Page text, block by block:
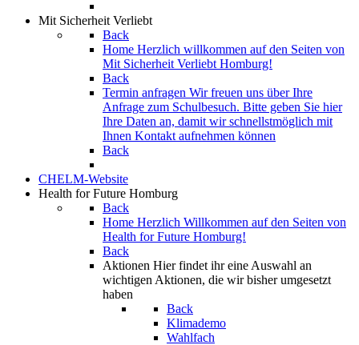
Mit Sicherheit Verliebt
Back
Home Herzlich willkommen auf den Seiten von
Mit Sicherheit Verliebt Homburg!
Back
Termin anfragen Wir freuen uns über Ihre
Anfrage zum Schulbesuch. Bitte geben Sie hier
Ihre Daten an, damit wir schnellstmöglich mit
Ihnen Kontakt aufnehmen können
Back
CHELM-Website
Health for Future Homburg
Back
Home Herzlich Willkommen auf den Seiten von
Health for Future Homburg!
Back
Aktionen Hier findet ihr eine Auswahl an
wichtigen Aktionen, die wir bisher umgesetzt
haben
Back
Klimademo
Wahlfach